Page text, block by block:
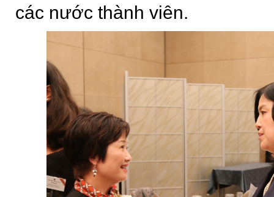
các nước thành viên.